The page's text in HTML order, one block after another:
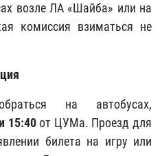
возле ЛА «Шайба» или на
комиссия взиматься не
на автобусах,
15:40от ЦУМа. Проезд для
билета на игру или